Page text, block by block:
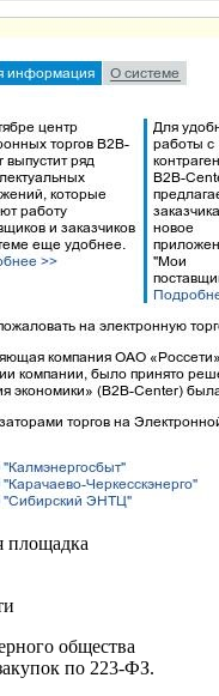
площадка
общества
по 223-ФЗ.